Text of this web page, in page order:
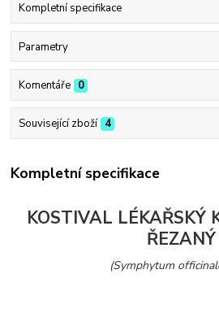
Kompletní specifikace
Parametry
Komentáře 0
Související zboží 4
Kompletní specifikace
KOSTIVAL LÉKAŘSKÝ
ŘEZANÝ
(Symphytum